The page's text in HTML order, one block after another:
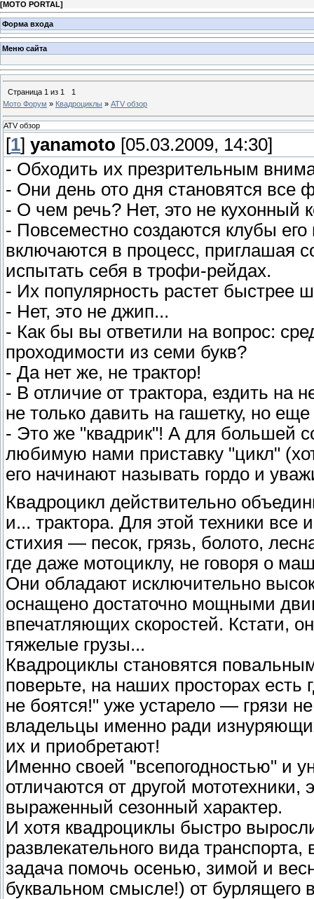
[MOTO PORTAL]
Форма входа
Меню сайта
Страница 1 из 1
1
Мото Форум » Квадроциклы » ATV обзор
ATV обзор
[1] yanamoto [05.03.2009, 14:30]
- Обходить их презрительным
- Они день ото дня становятся все
- O чем речь? Нет, это не
- Повсеместно создаются клубы
включаются в процесс, приглашая
испытать себя в трофи-рейдах.
- Их популярность растет быстрее
- Нет, это не джип...
- Как бы вы ответили на вопрос:
проходимости из семи букв?
- Да нет же, не трактор!
- В отличие от трактора, ездить на
не только давить на гашетку, но
- Это же "квадрик"! А для большей
любимую нами приставку "цикл"
его начинают называть гордо и
Квадроцикл действительно
и... трактора. Для этой техники все
стихия — песок, грязь, болото,
где даже мотоциклу, не говоря о
Они обладают исключительно
оснащено достаточно мощными
впечатляющих скоростей. Кстати,
тяжелые грузы...
Квадроциклы становятся
поверьте, на наших просторах есть
не боятся!" уже устарело — грязи
владельцы именно ради
их и приобретают!
Именно своей "всепогодностью" и
отличаются от другой мототехники,
выраженный сезонный характер.
И хотя квадроциклы быстро
развлекательного вида
задача помочь осенью, зимой и
буквальном смысле!) от бурлящего